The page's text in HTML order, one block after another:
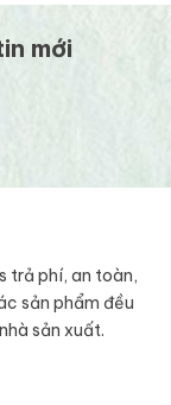
mới
trả phí, an toàn,
sản phẩm đều
sản xuất.